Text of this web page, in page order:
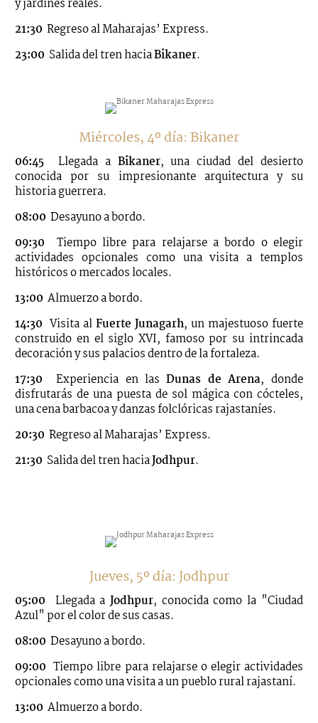
y jardines reales.
21:30 Regreso al Maharajas’ Express.
23:00 Salida del tren haciaBikaner.
Miércoles, 4º día: Bikaner
06:45 Llegada a Bikaner, una ciudad del desierto
conocida por su impresionante arquitectura y su
historia guerrera.
08:00 Desayuno a bordo.
09:30 Tiempo libre para relajarse a bordo o elegir
actividades opcionales como una visita a templos
históricos o mercados locales.
13:00 Almuerzo a bordo.
14:30 Visita al Fuerte Junagarh, un majestuoso fuerte
construido en el siglo XVI, famoso por su intrincada
decoración y sus palacios dentro de la fortaleza.
17:30 Experiencia en lasDunas de Arena, donde
disfrutarás de una puesta de sol mágica con cócteles,
una cena barbacoa y danzas folclóricas rajastaníes.
20:30 Regreso al Maharajas’ Express.
21:30 Salida del tren haciaJodhpur.
Jueves, 5º día: Jodhpur
05:00 Llegada a Jodhpur, conocida como la "Ciudad
Azul" por el color de sus casas.
08:00 Desayuno a bordo.
09:00 Tiempo libre para relajarse o elegir actividades
opcionales como una visita a un pueblo rural rajastaní.
13:00 Almuerzo a bordo.